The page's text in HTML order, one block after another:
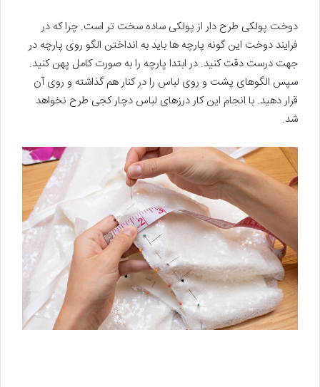
دوخت پولکی طرح دار از پولکی ساده سخت تر است. چرا که در
فرایند دوخت این گونه پارچه ها باید به انداختن الگو روی پارچه در
جهت درست دقت کنید. در ابتدا پارچه را به صورت کامل پهن کنید.
سپس الگوهای پشت و روی لباس را در کنار هم گذاشته و روی آن
قرار دهید. با انجام این کار درزهای لباس دچار کجی طرح نخواهد
شد.